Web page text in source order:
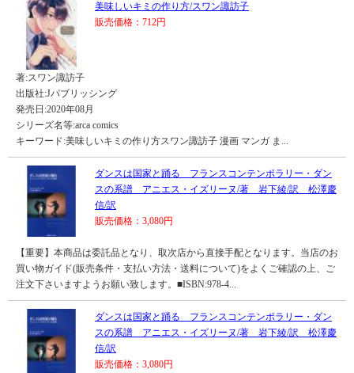
美味しいキミの作り方/スワン諏訪子
販売価格：712円
著:スワン諏訪子
出版社:Jパブリッシング
発売日:2020年08月
シリーズ名等:arca comics
キーワード:美味しいキミの作り方スワン諏訪子 漫画 マンガ ま...
ダンスは国家と踊る フランスコンテンポラリー・ダン
スの系譜 アニエス・イズリーヌ/著 岩下綾/訳 松澤慶
信/訳
販売価格：3,080円
【重要】本商品は委託品となり、取次店から直接手配となります。当店のお
買い物ガイド(販売条件・支払い方法・送料について)をよくご確認の上、ご
注文下さいますようお願い致します。■ISBN:978-4...
ダンスは国家と踊る フランスコンテンポラリー・ダン
スの系譜 アニエス・イズリーヌ/著 岩下綾/訳 松澤慶
信/訳
販売価格：3,080円